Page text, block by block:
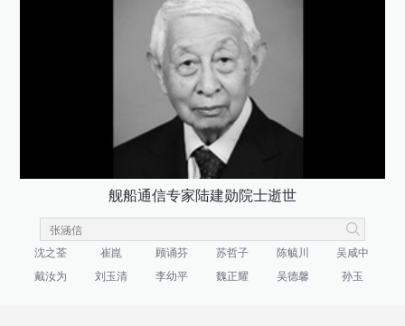
舰船通信专家陆建勋院士逝世
沈之荃 崔崑 顾诵芬 苏哲子 陈毓川
吴咸中
戴汝为
刘玉清 李幼平 魏正耀 吴德馨 孙玉